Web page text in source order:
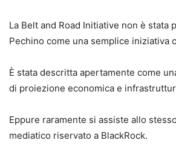
La Belt and Road Initiative non è stata
Pechino come una semplice iniziativa
È stata descritta apertamente come
di proiezione economica e
Eppure raramente si assiste allo
mediatico riservato a BlackRock.